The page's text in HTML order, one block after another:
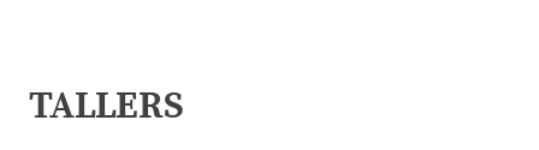
TALLERS